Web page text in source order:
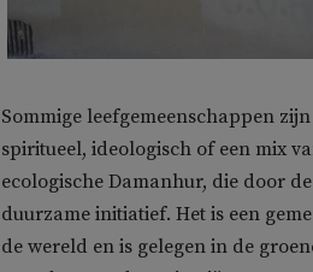
Sommige leefgemeenschappen
spiritueel, ideologisch of een mix
ecologische Damanhur, die door
duurzame initiatief. Het is een
de wereld en is gelegen in de